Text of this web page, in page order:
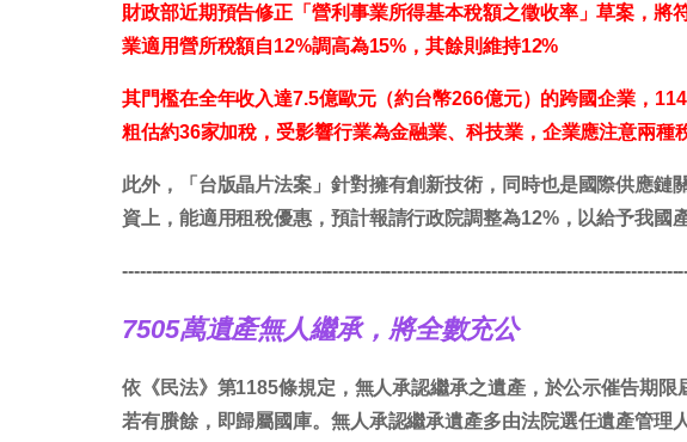
財政部近期預告修正「營利事業所得基本稅額之徵收率」草案，將
業適用營所稅額自12%調高為15%，其餘則維持12%
其門檻在全年收入達7.5億歐元（約台幣266億元）的跨國企業，
粗估約36家加稅，受影響行業為金融業、科技業，企業應注意兩種
此外，「台版晶片法案」針對擁有創新技術，同時也是國際供應鏈
資上，能適用租稅優惠，預計報請行政院調整為12%，以給予我國
7505萬遺產無人繼承，將全數充公
依《民法》第1185條規定，無人承認繼承之遺產，於公示催告期限
若有賸餘，即歸屬國庫。無人承認繼承遺產多由法院選任遺產管理